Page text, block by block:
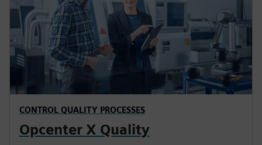
CONTROL QUALITY PROCESSES
Opcenter X Quality